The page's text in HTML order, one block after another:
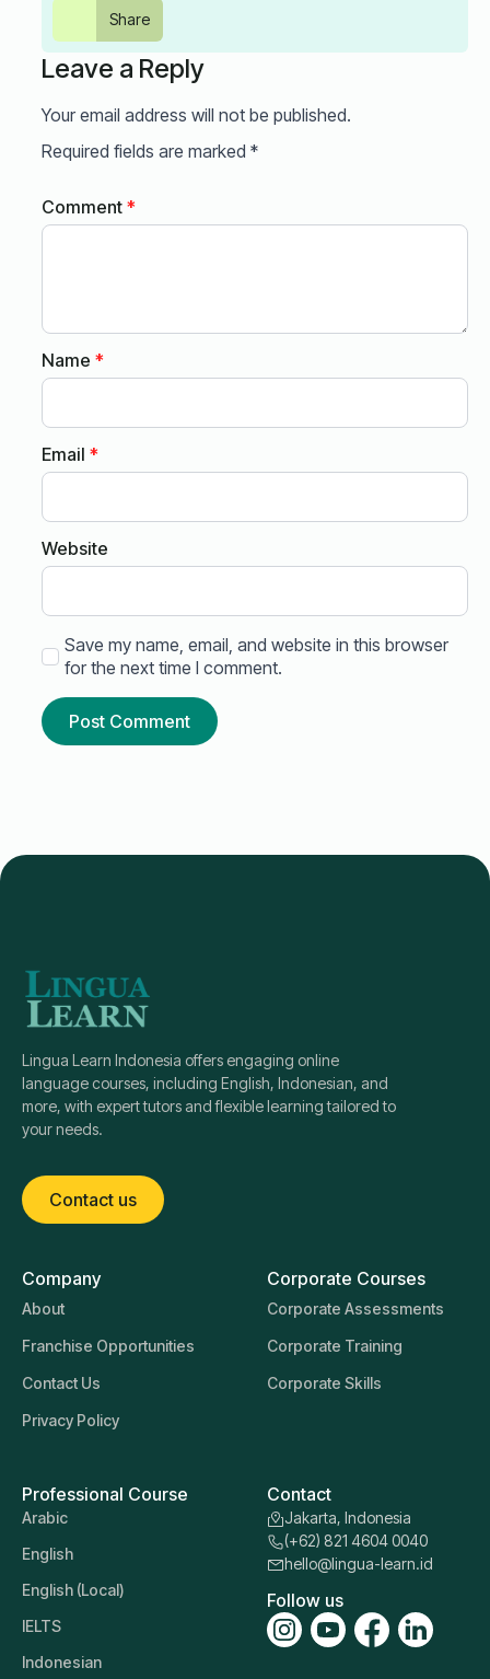
Share
Leave a Reply
Your email address will not be published.
Required fields are marked *
Comment *
Name *
Email *
Website
Save my name, email, and website in this browser
for the next time I comment.
Lingua Learn Indonesia offers engaging online
language courses, including English, Indonesian, and
more, with expert tutors and flexible learning tailored to
your needs.
Contact us
Company
About
Franchise Opportunities
Contact Us
Privacy Policy
Corporate Courses
Corporate Assessments
Corporate Training
Corporate Skills
Professional Course
Arabic
English
English (Local)
IELTS
Indonesian
Contact
Jakarta, Indonesia
(+62) 821 4604 0040
hello@lingua-learn.id
Follow us